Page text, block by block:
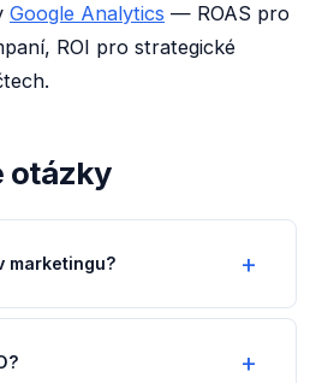
Google Analytics — ROAS pro
ROI pro strategické
otázky
marketingu?